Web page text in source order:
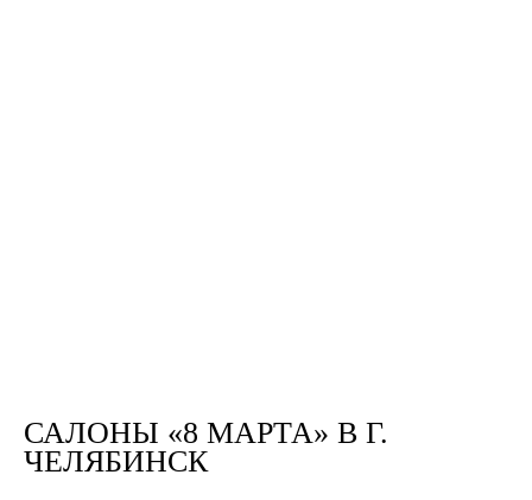
САЛОНЫ «8 МАРТА» В Г.
ЧЕЛЯБИНСК